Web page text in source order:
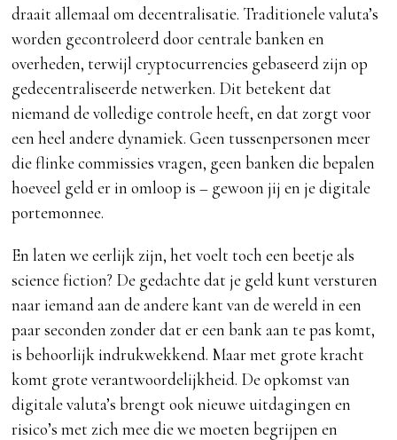
draait allemaal om decentralisatie. Traditionele valuta’s
worden gecontroleerd door centrale banken en
overheden, terwijl cryptocurrencies gebaseerd zijn op
gedecentraliseerde netwerken. Dit betekent dat
niemand de volledige controle heeft, en dat zorgt voor
een heel andere dynamiek. Geen tussenpersonen meer
die flinke commissies vragen, geen banken die bepalen
hoeveel geld er in omloop is – gewoon jij en je digitale
portemonnee.
En laten we eerlijk zijn, het voelt toch een beetje als
science fiction? De gedachte dat je geld kunt versturen
naar iemand aan de andere kant van de wereld in een
paar seconden zonder dat er een bank aan te pas komt,
is behoorlijk indrukwekkend. Maar met grote kracht
komt grote verantwoordelijkheid. De opkomst van
digitale valuta’s brengt ook nieuwe uitdagingen en
risico’s met zich mee die we moeten begrijpen en